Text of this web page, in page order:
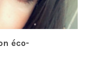
éco-